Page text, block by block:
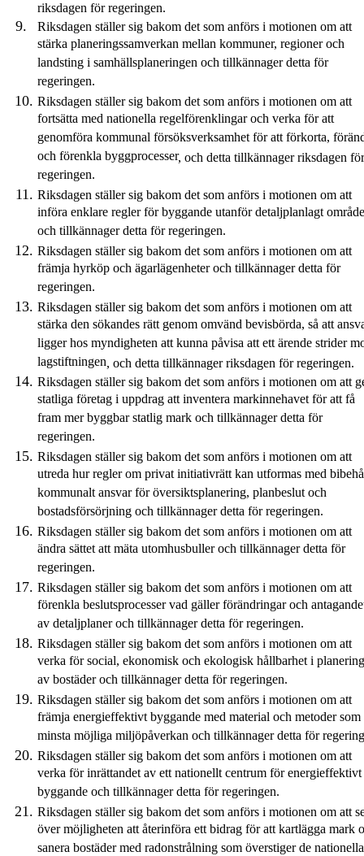
riksdagen för regeringen.
Riksdagen ställer sig bakom det som anförs i motionen om att
stärka planeringssamverkan mellan kommuner, regioner och
landsting i samhällsplaneringen och tillkännager detta för
regeringen.
Riksdagen ställer sig bakom det som anförs i motionen om att
fortsätta med nationella regelförenklingar och verka för att
genomföra kommunal försöksverksamhet för att förkorta,
och förenkla byggprocesser, och detta tillkännagerriksdagen för
regeringen.
Riksdagen ställer sig bakom det som anförs i motionen om att
införa enklare regler för byggande utanför detaljplanlagt område
och tillkännager detta för regeringen.
Riksdagen ställer sig bakom det som anförs i motionen om att
främja hyrköp och ägarlägenheter och tillkännager detta för
regeringen.
Riksdagen ställer sig bakom det som anförs i motionen om att
stärka den sökandes rätt genom omvänd bevisbörda, så att
ligger hos myndigheten att kunna påvisa att ett ärende strider
lagstiftningen, och detta tillkännagerriksdagen för regeringen.
Riksdagen ställer sig bakom det som anförs i motionen om att
statliga företag i uppdrag att inventera markinnehavet för att få
fram mer byggbar statlig mark och tillkännager detta för
regeringen.
Riksdagen ställer sig bakom det som anförs i motionen om att
utreda hur regler om privat initiativrätt kan utformas med
kommunalt ansvar för översiktsplanering, planbeslut och
bostadsförsörjning och tillkännager detta för regeringen.
Riksdagen ställer sig bakom det som anförs i motionen om att
ändra sättet att mäta utomhusbuller och tillkännager detta för
regeringen.
Riksdagen ställer sig bakom det som anförs i motionen om att
förenkla beslutsprocesser vad gäller förändringar och
av detaljplaner och tillkännager detta för regeringen.
Riksdagen ställer sig bakom det som anförs i motionen om att
verka för social, ekonomisk och ekologisk hållbarhet i
av bostäder och tillkännager detta för regeringen.
Riksdagen ställer sig bakom det som anförs i motionen om att
främja energieffektivt byggande med material och metoder som
minsta möjliga miljöpåverkan och tillkännager detta för
Riksdagen ställer sig bakom det som anförs i motionen om att
verka för inrättandet av ett nationellt centrum för energieffektivt
byggande och tillkännager detta för regeringen.
Riksdagen ställer sig bakom det som anförs i motionen om att
över möjligheten att återinföra ett bidrag för att kartlägga mark
sanera bostäder med radonstrålning som överstiger de nationella